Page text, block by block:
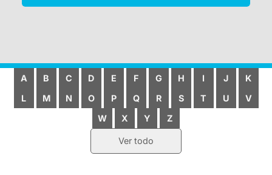
A B C D E F G H I J
K
L
M N O P Q R S T U
V
W
X Y Z
Ver todo